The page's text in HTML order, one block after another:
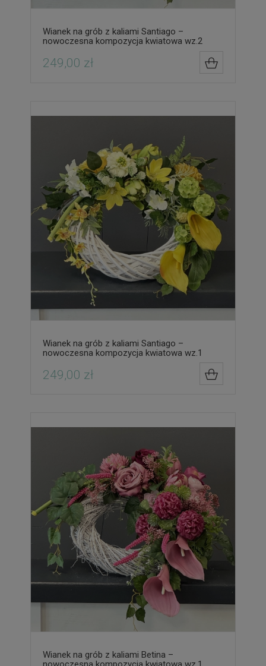
Wianek na grób z kaliami Santiago –
nowoczesna kompozycja kwiatowa wz.2
249,00 zł
Wianek na grób z kaliami Santiago –
nowoczesna kompozycja kwiatowa wz.1
249,00 zł
Wianek na grób z kaliami Betina –